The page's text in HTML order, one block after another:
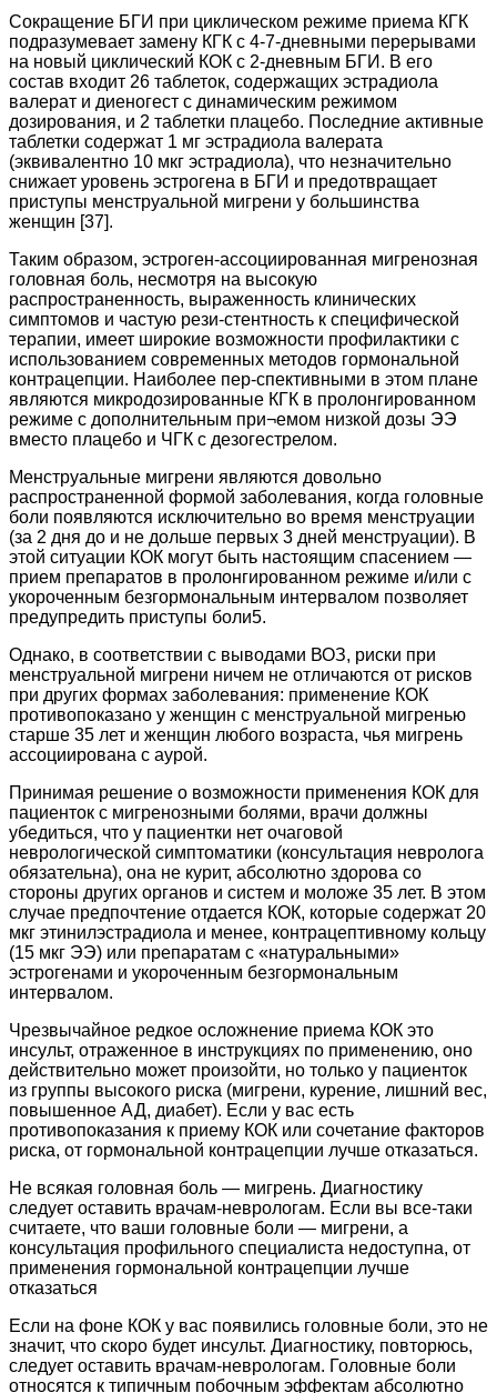
Сокращение БГИ при циклическом режиме приема КГК
подразумевает замену КГК с 4-7-дневными перерывами
на новый циклический КОК с 2-дневным БГИ. В его
состав входит 26 таблеток, содержащих эстрадиола
валерат и диеногест с динамическим режимом
дозирования, и 2 таблетки плацебо. Последние активные
таблетки содержат 1 мг эстрадиола валерата
(эквивалентно 10 мкг эстрадиола), что незначительно
снижает уровень эстрогена в БГИ и предотвращает
приступы менструальной мигрени у большинства
женщин [37].
Таким образом, эстроген-ассоциированная мигренозная
головная боль, несмотря на высокую
распространенность, выраженность клинических
симптомов и частую рези-стентность к специфической
терапии, имеет широкие возможности профилактики с
использованием современных методов гормональной
контрацепции. Наиболее пер-спективными в этом плане
являются микродозированные КГК в пролонгированном
режиме с дополнительным при¬емом низкой дозы ЭЭ
вместо плацебо и ЧГК с дезогестрелом.
Менструальные мигрени являются довольно
распространенной формой заболевания, когда головные
боли появляются исключительно во время менструации
(за 2 дня до и не дольше первых 3 дней менструации). В
этой ситуации КОК могут быть настоящим спасением —
прием препаратов в пролонгированном режиме и/или с
укороченным безгормональным интервалом позволяет
предупредить приступы боли5.
Однако, в соответствии с выводами ВОЗ, риски при
менструальной мигрени ничем не отличаются от рисков
при других формах заболевания: применение КОК
противопоказано у женщин с менструальной мигренью
старше 35 лет и женщин любого возраста, чья мигрень
ассоциирована с аурой.
Принимая решение о возможности применения КОК для
пациенток с мигренозными болями, врачи должны
убедиться, что у пациентки нет очаговой
неврологической симптоматики (консультация невролога
обязательна), она не курит, абсолютно здорова со
стороны других органов и систем и моложе 35 лет. В этом
случае предпочтение отдается КОК, которые содержат 20
мкг этинилэстрадиола и менее, контрацептивному кольцу
(15 мкг ЭЭ) или препаратам с «натуральными»
эстрогенами и укороченным безгормональным
интервалом.
Чрезвычайное редкое осложнение приема КОК это
инсульт, отраженное в инструкциях по применению, оно
действительно может произойти, но только у пациенток
из группы высокого риска (мигрени, курение, лишний вес,
повышенное АД, диабет). Если у вас есть
противопоказания к приему КОК или сочетание факторов
риска, от гормональной контрацепции лучше отказаться.
Не всякая головная боль — мигрень. Диагностику
следует оставить врачам-неврологам. Если вы все-таки
считаете, что ваши головные боли — мигрени, а
консультация профильного специалиста недоступна, от
применения гормональной контрацепции лучше
отказаться
Если на фоне КОК у вас появились головные боли, это не
значит, что скоро будет инсульт. Диагностику, повторюсь,
следует оставить врачам-неврологам. Головные боли
относятся к типичным побочным эффектам абсолютно